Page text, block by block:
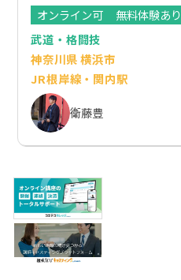
オンライン可
無料体験あり
武道・格闘技
神奈川県 横浜市
JR根岸線・関内駅
衛藤豊